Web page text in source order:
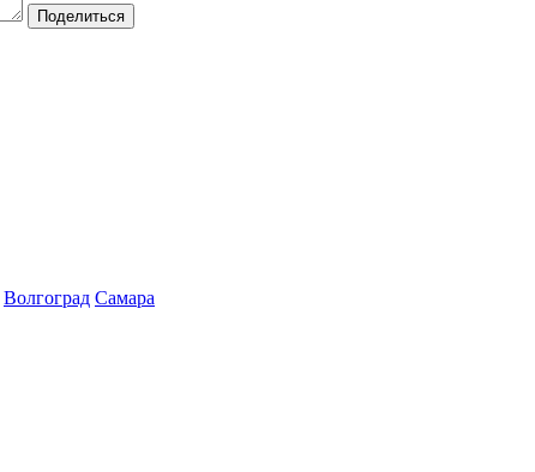
Поделиться
Волгоград Самара